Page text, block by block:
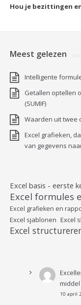
Hou je bezittingen
Meest gelezen
Intelligente
Getallen optellen
(SUMIF)
Waarden uit twee
Excel grafieken,
van gegevens
Excel basis - eerste
Excel formules
Excel grafieken en
Excel sjablonen Excel
Excel
10 april